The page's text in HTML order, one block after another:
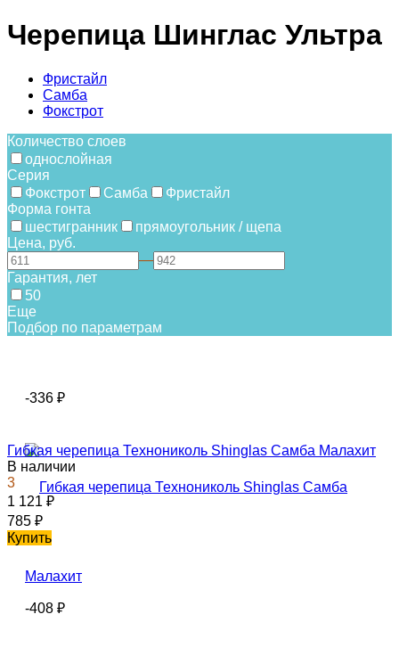
Черепица Шинглас Ультра
Фристайл
Самба
Фокстрот
Количество слоев
однослойная
Серия
Фокстрот
Самба
Фристайл
Форма гонта
шестигранник
прямоугольник / щепа
Цена, руб.
—
Гарантия, лет
50
Еще
Подбор по параметрам
-336 ₽
Гибкая черепица Технониколь Shinglas Самба Малахит
В наличии
3
1 121 ₽
785 ₽
Купить
-408 ₽